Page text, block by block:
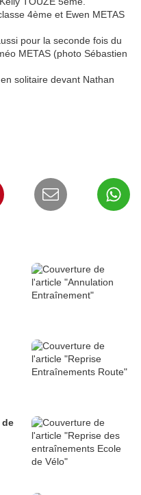
4ème et Ewen METAS
pour la seconde fois du
METAS (photo Sébastien
solitaire devant Nathan
de